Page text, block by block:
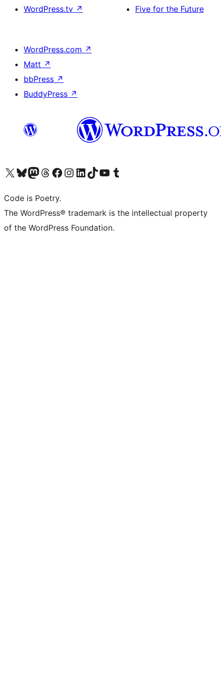
WordPress.tv ↗
Five for the Future
WordPress.com ↗
Matt ↗
bbPress ↗
BuddyPress ↗
Visit our X (formerly Twitter) account
ഞങ്ങളുടെ ബ്ലൂസ്കൈ അക്കൗണ്ട് സന്ദർശിക്കുക
Visit our Mastodon account
ഞങ്ങളുടെ ത്രെഡ്സ് അക്കൗണ്ട് സന്ദർശിക്കുക
Visit our Facebook page
Visit our Instagram account
Visit our LinkedIn account
ഞങ്ങളുടെ ടിക് ടോക് അക്കൗണ്ട് സന്ദർശിക്കുക
Visit our YouTube channel
ഞങ്ങളുടെ ടംബ്ലർ അക്കൗണ്ട് സന്ദർശിക്കുക
Code is Poetry.
The WordPress® trademark is the intellectual property
of the WordPress Foundation.